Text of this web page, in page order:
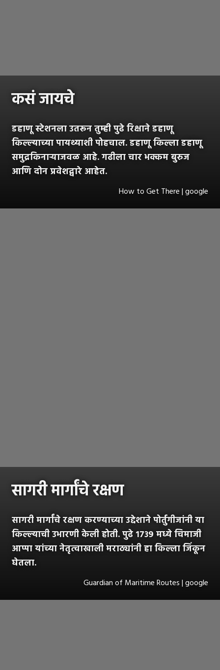
कसं जायचे
डहाणू स्टेशनला उतरून तुम्ही पुढे रिक्षाने डहाणू
किल्ल्याच्या पायथ्याशी पोहचाल. डहाणू किल्ला डहाणू
समुद्रकिनाऱ्याजवळ आहे. गढीला चार भक्कम बुरुज
आणि दोन प्रवेशद्वारे आहेत.
How to Get There | google
सागरी मार्गांचे रक्षण
सागरी मार्गांचे रक्षण करण्याच्या उद्देशाने पोर्तुगीजांनी या
किल्ल्याची उभारणी केली होती. पुढे १७३९ मध्ये चिमाजी
आप्पा यांच्या नेतृत्वाखाली मराठ्यांनी हा किल्ला जिंकून
घेतला.
Guardian of Maritime Routes | google